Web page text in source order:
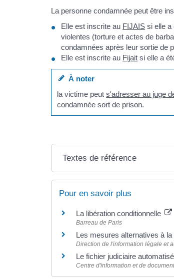
La personne condamnée peut être
Elle est inscrite au FIJAIS si elle a
violentes (torture et actes de
condamnées après leur sortie de
Elle est inscrite au Fijait si elle a
À noter
la victime peuts'adresser au juge
condamnée sort de prison.
Textes de référence
Pour en savoir plus
La libération conditionnelle
Barreau de Paris
Les mesures alternatives à la
Direction de l'information légale et
Le fichier judiciaire
Centre d'information et de